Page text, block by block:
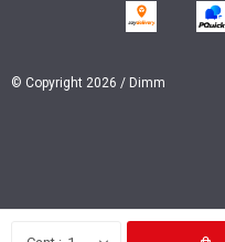
© Copyright 2026 / Dimm